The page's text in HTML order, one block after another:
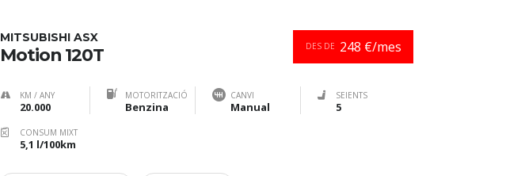
DES DE 248 €/mes
MITSUBISHI ASX
Motion 120T
KM / ANY
20.000
MOTORITZACIÓ
Benzina
CANVI
Manual
SEIENTS
5
CONSUM MIXT
5,1 l/100km